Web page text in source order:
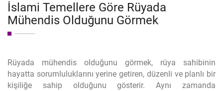
İslami Temellere Göre Rüyada
Mühendis Olduğunu Görmek
Rüyada mühendis olduğunu görmek, rüya sahibinin
hayatta sorumluluklarını yerine getiren, düzenli ve planlı bir
kişiliğe sahip olduğunu gösterir. Aynı zamanda